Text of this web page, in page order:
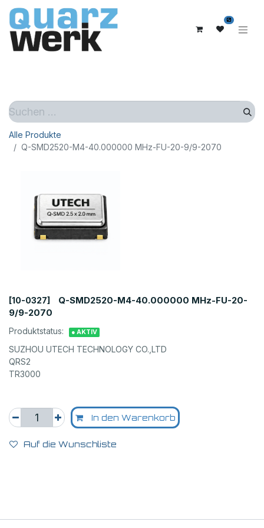
0
Alle Produkte
Q-SMD2520-M4-40.000000 MHz-FU-20-9/9-2070
[10-0327]
Q-SMD2520-M4-40.000000 MHz-FU-20-
9/9-2070
Produktstatus: ● AKTIV
SUZHOU UTECH TECHNOLOGY CO.,LTD
QRS2
TR3000
In den Warenkorb
Auf die Wunschliste